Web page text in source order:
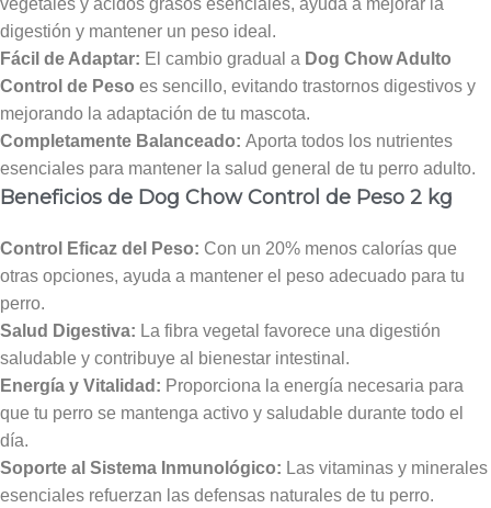
vegetales y ácidos grasos esenciales, ayuda a mejorar la
digestión y mantener un peso ideal.
Fácil de Adaptar: El cambio gradual a Dog Chow Adulto
Control de Peso es sencillo, evitando trastornos digestivos y
mejorando la adaptación de tu mascota.
Completamente Balanceado: Aporta todos los nutrientes
esenciales para mantener la salud general de tu perro adulto.
Beneficios de Dog Chow Control de Peso 2 kg
Control Eficaz del Peso: Con un 20% menos calorías que
otras opciones, ayuda a mantener el peso adecuado para tu
perro.
Salud Digestiva: La fibra vegetal favorece una digestión
saludable y contribuye al bienestar intestinal.
Energía y Vitalidad: Proporciona la energía necesaria para
que tu perro se mantenga activo y saludable durante todo el
día.
Soporte al Sistema Inmunológico: Las vitaminas y minerales
esenciales refuerzan las defensas naturales de tu perro.